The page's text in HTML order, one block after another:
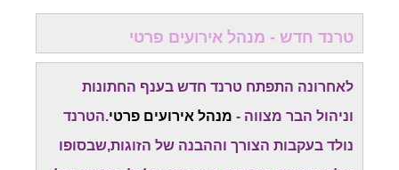
טרנד חדש - מנהל אירועים פרטי
לאחרונה התפתח טרנד חדש בענף החתונות
וניהול הבר מצווה - מנהל אירועים פרטי.הטרנד
נולד בעקבות הצורך וההבנה של הזוגות,שבסופו